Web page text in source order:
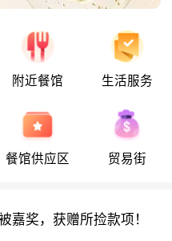
附近餐馆 生活服务
餐馆供应区 贸易街
行窃被捕！
嘉奖，领走所捡款项！
嘉奖，获赠所捡款项！